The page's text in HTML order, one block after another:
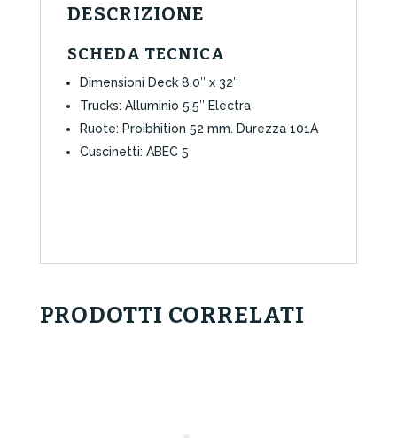
DESCRIZIONE
SCHEDA TECNICA
Dimensioni Deck 8.0″ x 32″
Trucks: Alluminio 5.5″ Electra
Ruote: Proibhition 52 mm. Durezza 101A
Cuscinetti: ABEC 5
PRODOTTI CORRELATI